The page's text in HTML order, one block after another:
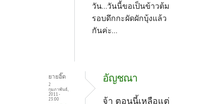
วัน...วันนี้ขอเป็นข้าวต้ม
รอบดึกกะผัดผักบุ้งแล้ว
กันค่ะ...
ยายอิ๊ด
2
กุมภาพันธ์,
2011 -
23:00
อัญชณา
จ้า ตอนนี้เหลือแต่